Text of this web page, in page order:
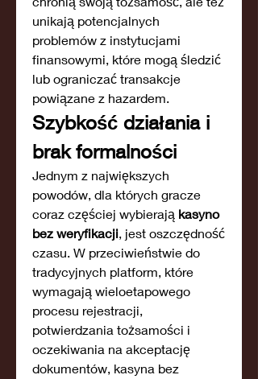
unikają potencjalnych
problemów z instytucjami
finansowymi, które mogą śledzić
lub ograniczać transakcje
powiązane z hazardem.
Szybkość działania i
brak formalności
Jednym z największych
powodów, dla których gracze
coraz częściej wybierają kasyno
bez weryfikacji, jest oszczędność
czasu. W przeciwieństwie do
tradycyjnych platform, które
wymagają wieloetapowego
procesu rejestracji,
potwierdzania tożsamości i
oczekiwania na akceptację
dokumentów, kasyna bez